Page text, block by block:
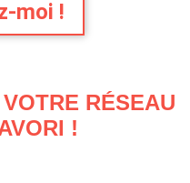
moi !
RÉSEAU
!